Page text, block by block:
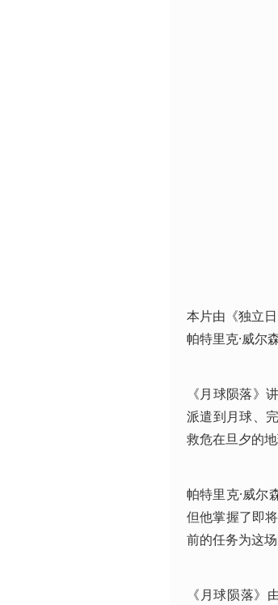
本片由《独立
帕特里克·威尔
《月球陨落》
派遣到月球、
救危在旦夕的
帕特里克·威尔
但他掌握了即
前的任务为这
《月球陨落